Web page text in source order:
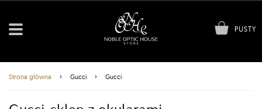
PUSTY
Strona główna › Gucci › Gucci